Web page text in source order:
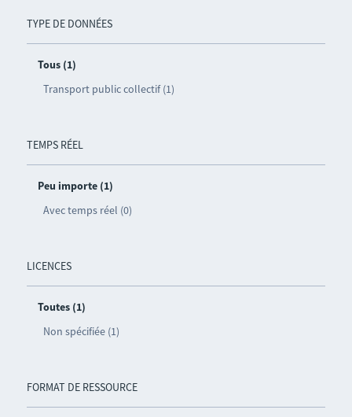
TYPE DE DONNÉES
Tous (1)
Transport public collectif (1)
TEMPS RÉEL
Peu importe (1)
Avec temps réel (0)
LICENCES
Toutes (1)
Non spécifiée (1)
FORMAT DE RESSOURCE